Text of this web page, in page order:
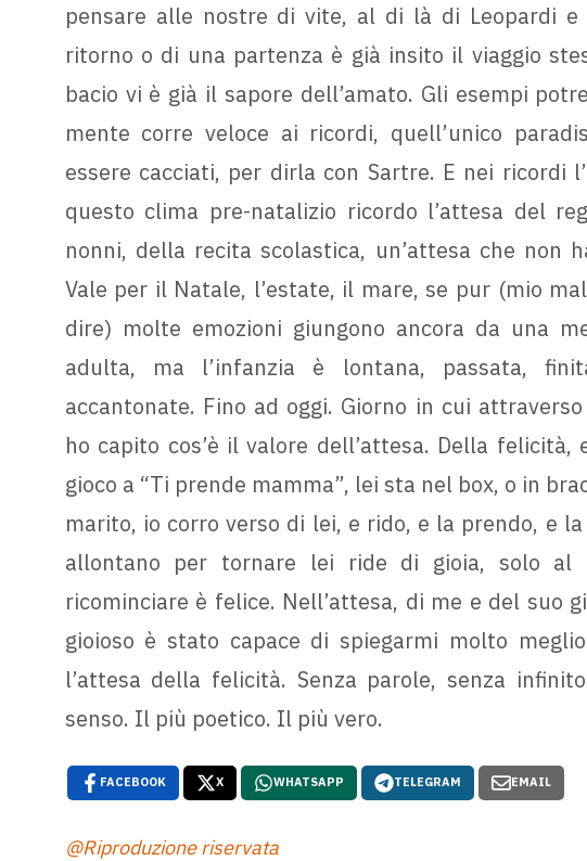
pensare alle nostre di vite, al di là di Leopardi e
ritorno o di una partenza è già insito il viaggio
bacio vi è già il sapore dell’amato. Gli esempi
mente corre veloce ai ricordi, quell’unico
essere cacciati, per dirla con Sartre. E nei ricordi
questo clima pre-natalizio ricordo l’attesa del
nonni, della recita scolastica, un’attesa che non
Vale per il Natale, l’estate, il mare, se pur (mio
dire) molte emozioni giungono ancora da una
adulta, ma l’infanzia è lontana, passata,
accantonate. Fino ad oggi. Giorno in cui
ho capito cos’è il valore dell’attesa. Della
gioco a “Ti prende mamma”, lei sta nel box, o in
marito, io corro verso di lei, e rido, e la prendo, e
allontano per tornare lei ride di gioia, solo al
ricominciare è felice. Nell’attesa, di me e del suo
gioioso è stato capace di spiegarmi molto
l’attesa della felicità. Senza parole, senza
senso. Il più poetico. Il più vero.
FACEBOOK X WHATSAPP TELEGRAM EMAIL
@Riproduzione riservata